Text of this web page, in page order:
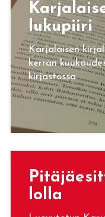
lu­ku­pii­ri
Karjalaisen
kerran
kirjastossa.
lol­la